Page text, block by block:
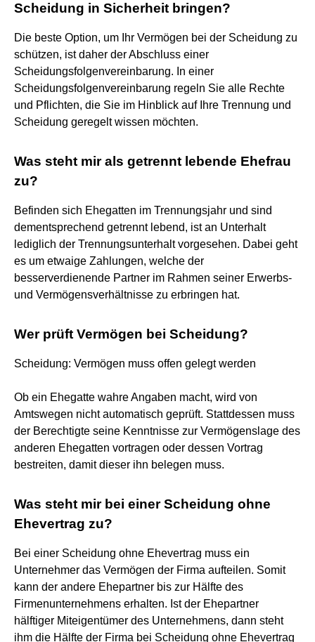
Scheidung in Sicherheit bringen?
Die beste Option, um Ihr Vermögen bei der Scheidung zu
schützen, ist daher der Abschluss einer
Scheidungsfolgenvereinbarung. In einer
Scheidungsfolgenvereinbarung regeln Sie alle Rechte
und Pflichten, die Sie im Hinblick auf Ihre Trennung und
Scheidung geregelt wissen möchten.
Was steht mir als getrennt lebende Ehefrau
zu?
Befinden sich Ehegatten im Trennungsjahr und sind
dementsprechend getrennt lebend, ist an Unterhalt
lediglich der Trennungsunterhalt vorgesehen. Dabei geht
es um etwaige Zahlungen, welche der
besserverdienende Partner im Rahmen seiner Erwerbs-
und Vermögensverhältnisse zu erbringen hat.
Wer prüft Vermögen bei Scheidung?
Scheidung: Vermögen muss offen gelegt werden
Ob ein Ehegatte wahre Angaben macht, wird von
Amtswegen nicht automatisch geprüft. Stattdessen muss
der Berechtigte seine Kenntnisse zur Vermögenslage des
anderen Ehegatten vortragen oder dessen Vortrag
bestreiten, damit dieser ihn belegen muss.
Was steht mir bei einer Scheidung ohne
Ehevertrag zu?
Bei einer Scheidung ohne Ehevertrag muss ein
Unternehmer das Vermögen der Firma aufteilen. Somit
kann der andere Ehepartner bis zur Hälfte des
Firmenunternehmens erhalten. Ist der Ehepartner
hälftiger Miteigentümer des Unternehmens, dann steht
ihm die Hälfte der Firma bei Scheidung ohne Ehevertrag